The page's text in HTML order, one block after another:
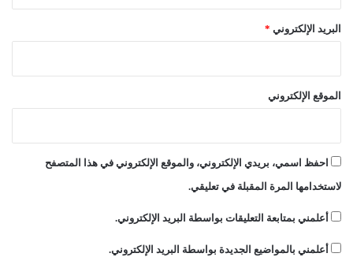
البريد الإلكتروني *
الموقع الإلكتروني
احفظ اسمي، بريدي الإلكتروني، والموقع الإلكتروني في هذا المتصفح
لاستخدامها المرة المقبلة في تعليقي.
أعلمني بمتابعة التعليقات بواسطة البريد الإلكتروني.
أعلمني بالمواضيع الجديدة بواسطة البريد الإلكتروني.